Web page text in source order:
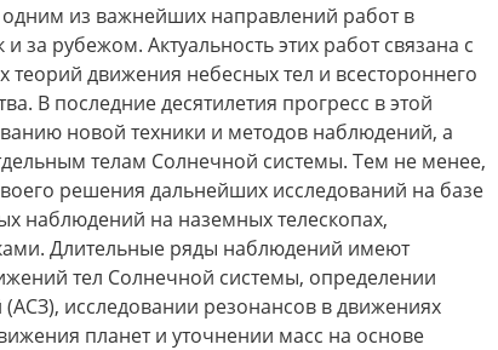
из важнейших направлений работ в
за рубежом. Актуальность этих работ связана с
движения небесных тел и всестороннего
В последние десятилетия прогресс в этой
новой техники и методов наблюдений, а
телам Солнечной системы. Тем не менее,
решения дальнейших исследований на базе
наблюдений на наземных телескопах,
Длительные ряды наблюдений имеют
тел Солнечной системы, определении
исследовании резонансов в движениях
планет и уточнении масс на основе